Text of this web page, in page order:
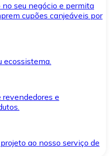
seu negócio e permita
cupões canjeáveis por
ecossistema.
revendedores e
ao nosso serviço de